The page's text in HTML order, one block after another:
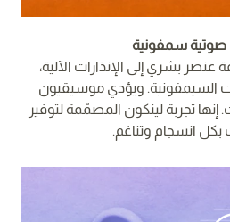
صوتية سمفونية
بشري إلى الإنذارات الآلية،
السيمفونية. ويؤدي موسيقيون
إنها تجربة لينكون المصمّمة لتوفير
بكل انسجام وتناغم.